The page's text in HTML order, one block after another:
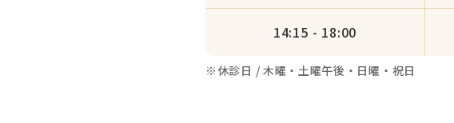
14:15 - 18:00
※休診日 / 木曜・土曜午後・日曜・祝日